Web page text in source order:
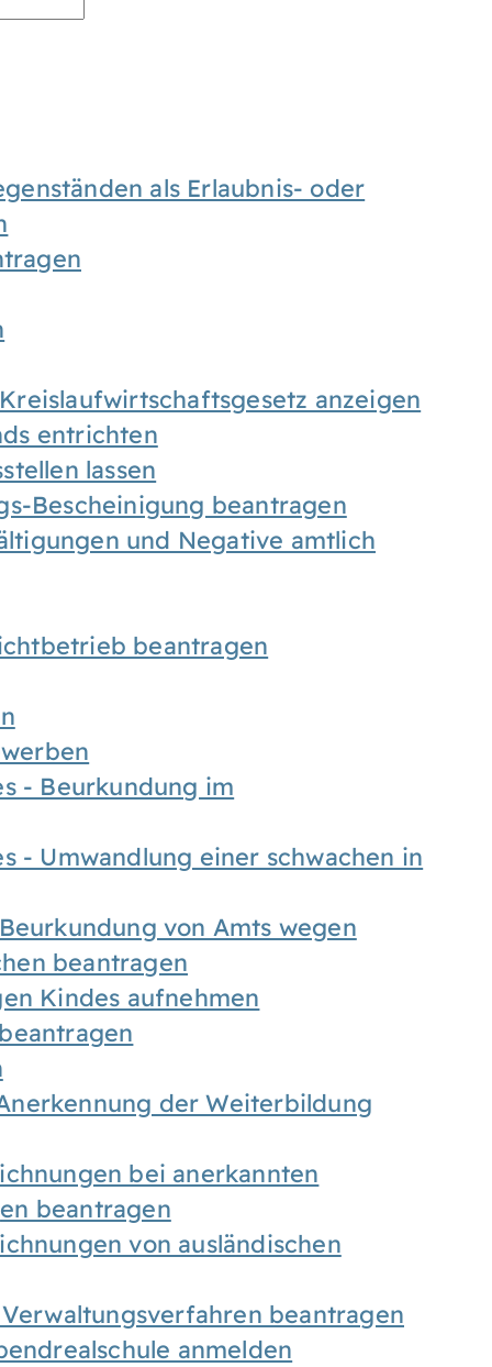
als Erlaubnis- oder
anzeigen
entrichten
lassen
Bescheinigung beantragen
und Negative amtlich
beantragen
- Beurkundung im
- Umwandlung einer schwachen in
von Amts wegen
beantragen
Kindes aufnehmen
der Weiterbildung
bei anerkannten
beantragen
von ausländischen
beantragen
anmelden